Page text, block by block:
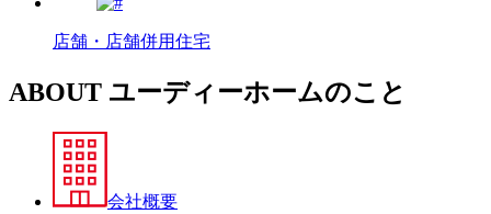
店舗・店舗併用住宅
ABOUT ユーディーホームのこと
会社概要